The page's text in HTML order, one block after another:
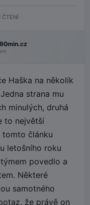
ČTENÍ
Haška na několik
strana mu
minulých, druhá
to největší
článku
letošního roku
povedlo a
Některé
samotného
že právě on